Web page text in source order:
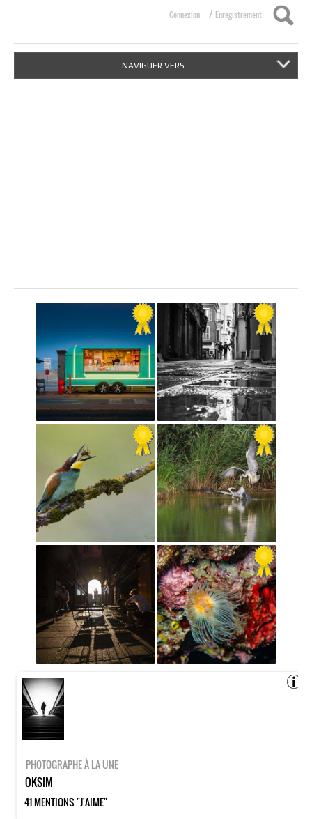
Connexion / Enregistrement
NAVIGUER VERS...
PHOTOGRAPHE À LA UNE
OKSIM
41 MENTIONS "J'AIME"